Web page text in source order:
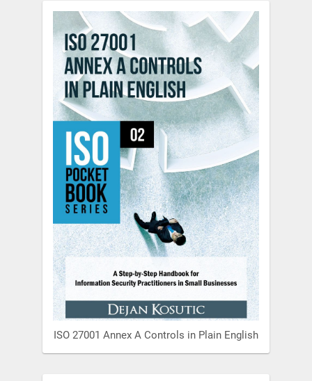
ISO 27001 Annex A Controls in Plain English